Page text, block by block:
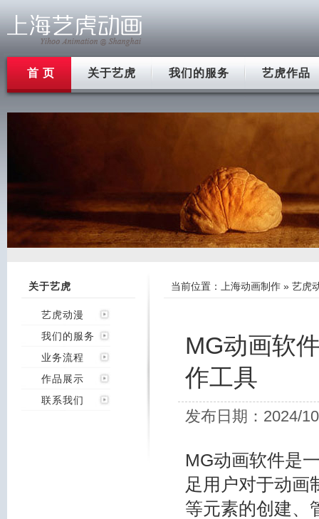
首 页 关于艺虎 我们的服务 艺虎作品
关于艺虎
艺虎动漫
我们的服务
业务流程
作品展示
联系我们
当前位置： 上海动画制作 » 艺虎
MG动画软
作工具
发布日期：2024/
MG动画软件是
足用户对于动画
等元素的创建、